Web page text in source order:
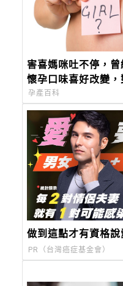
害喜媽咪吐不停，
懷孕口味喜好改變，
孕產百科
做到這點才有資格說
PR（台灣癌症基金會）